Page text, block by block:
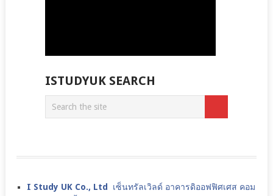
ISTUDYUK SEARCH
I Study UK Co., Ltd เซ็นทรัลเวิลด์ อาคารดิออฟฟิศเศส คอม